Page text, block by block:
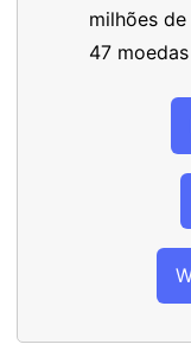
milhões
47